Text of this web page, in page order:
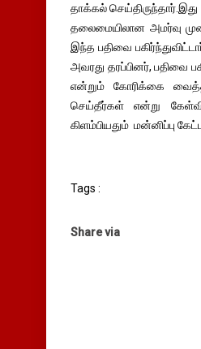
தாக்கல்
தலைமையிலான அமர்வு
இந்த பதிவை
அவரது தரப்பினர், பதிவை
என்றும் கோரிக்கை
செய்தீர்கள் என்று கேள்வி
கிளம்பியதும் மன்னிப்பு
Tags :
Share via